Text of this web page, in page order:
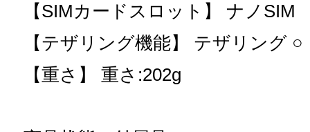
【SIMカードスロット】 ナノSIM
【テザリング機能】 テザリング ○
【重さ】 重さ:202g